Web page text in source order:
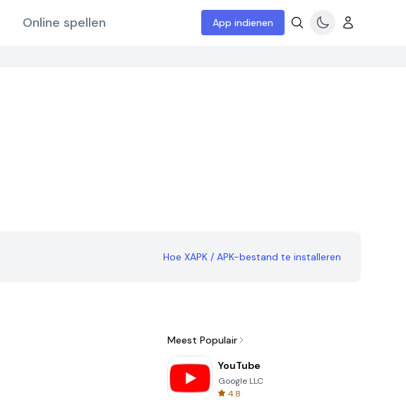
Online spellen App indienen
Hoe XAPK / APK-bestand te installeren
Meest Populair
YouTube
Google LLC
4.8